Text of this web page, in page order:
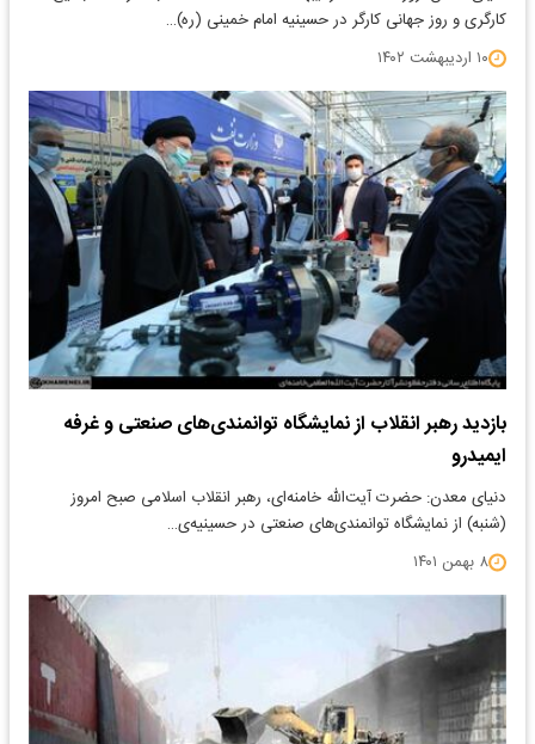
کارگری و‌ روز جهانی کارگر در حسینیه امام خمینی (ره)…
۱۰ اردیبهشت ۱۴۰۲
بازدید رهبر انقلاب از نمایشگاه توانمندی‌های صنعتی و غرفه
ایمیدرو
دنیای معدن: حضرت آیت‌الله خامنه‌ای، رهبر انقلاب اسلامی صبح امروز
(شنبه) از نمایشگاه توانمندی‌های صنعتی در حسینیه‌ی…
۸ بهمن ۱۴۰۱